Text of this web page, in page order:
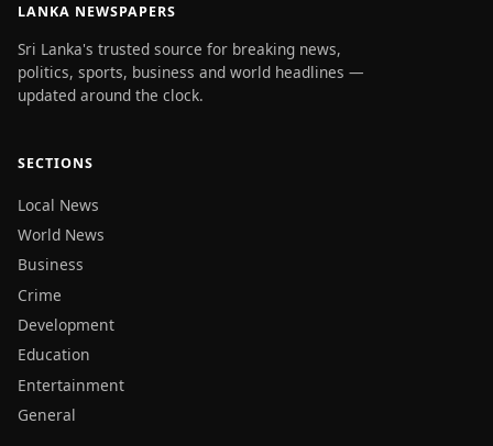
LANKA NEWSPAPERS
Sri Lanka's trusted source for breaking news,
politics, sports, business and world headlines —
updated around the clock.
SECTIONS
Local News
World News
Business
Crime
Development
Education
Entertainment
General